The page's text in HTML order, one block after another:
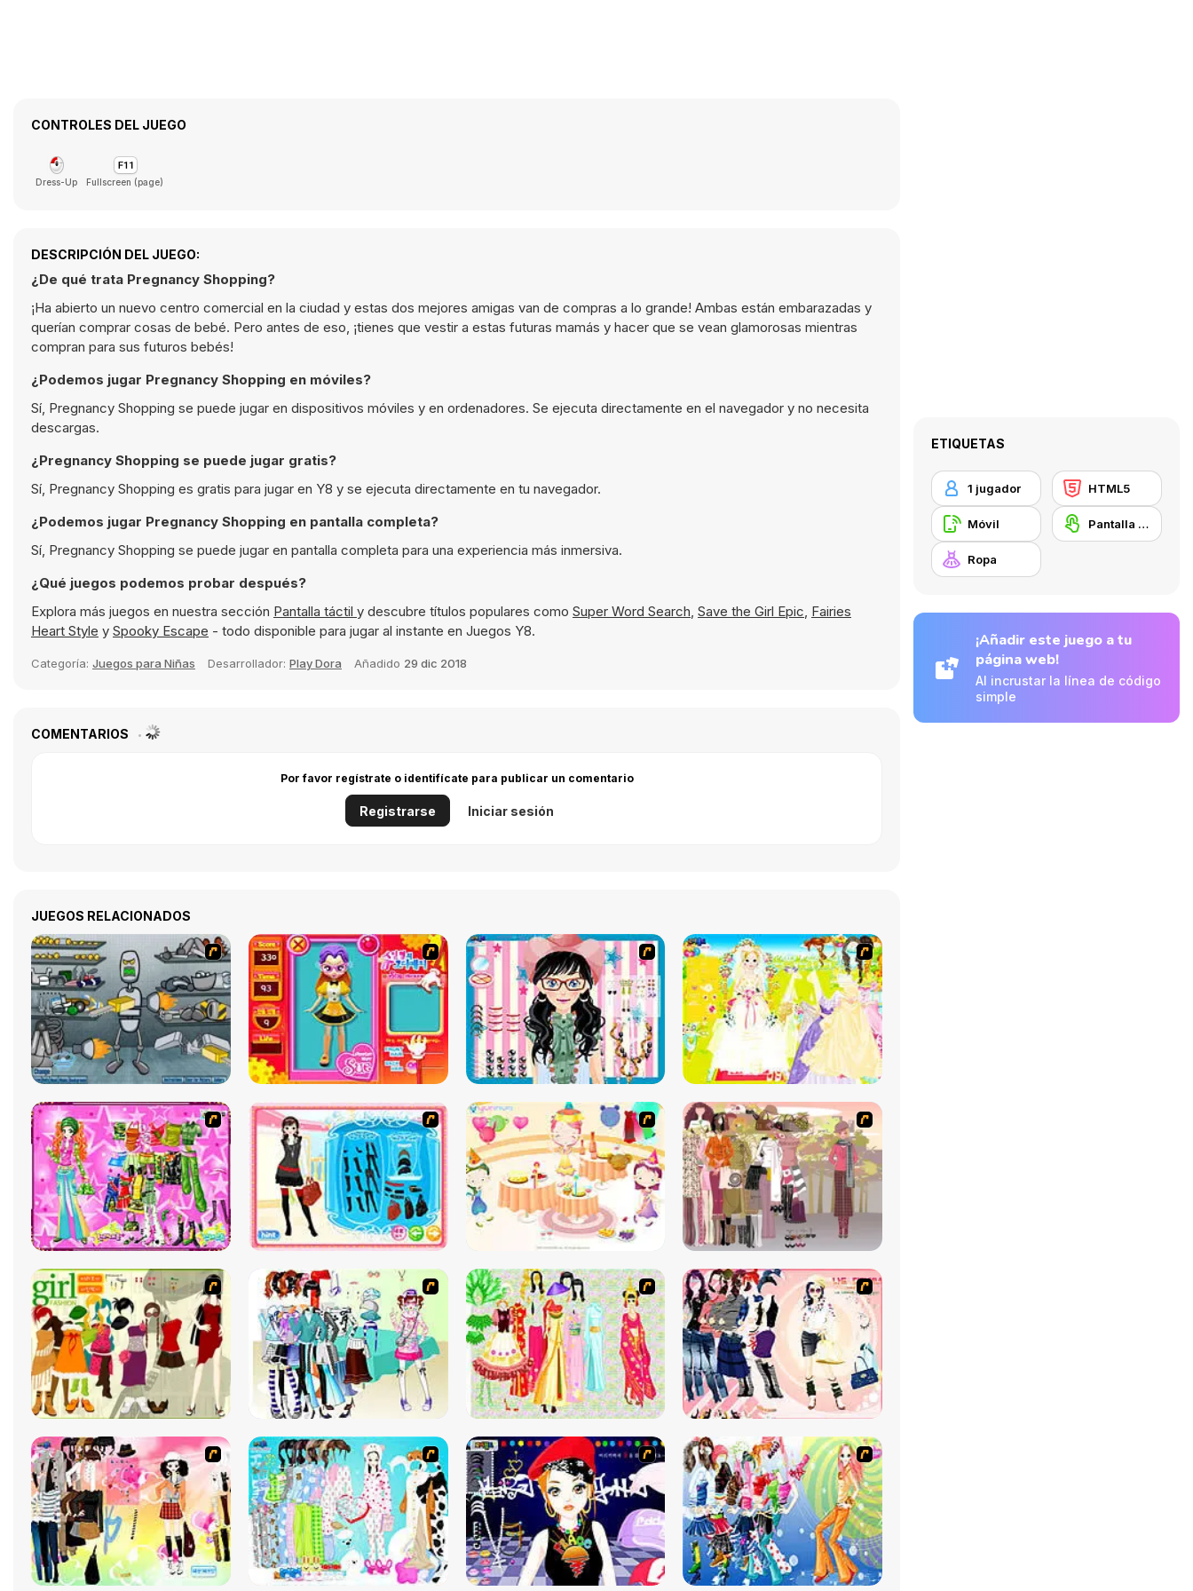
CONTROLES DEL JUEGO
Dress-Up Fullscreen (page)
DESCRIPCIÓN DEL JUEGO:
¿De qué trata Pregnancy Shopping?
¡Ha abierto un nuevo centro comercial en la ciudad y estas dos mejores amigas van de compras a lo grande! Ambas están embarazadas y
querían comprar cosas de bebé. Pero antes de eso, ¡tienes que vestir a estas futuras mamás y hacer que se vean glamorosas mientras
compran para sus futuros bebés!
¿Podemos jugar Pregnancy Shopping en móviles?
Sí, Pregnancy Shopping se puede jugar en dispositivos móviles y en ordenadores. Se ejecuta directamente en el navegador y no necesita
descargas.
¿Pregnancy Shopping se puede jugar gratis?
Sí, Pregnancy Shopping es gratis para jugar en Y8 y se ejecuta directamente en tu navegador.
¿Podemos jugar Pregnancy Shopping en pantalla completa?
Sí, Pregnancy Shopping se puede jugar en pantalla completa para una experiencia más inmersiva.
¿Qué juegos podemos probar después?
Explora más juegos en nuestra sección Pantalla táctil y descubre títulos populares como Super Word Search, Save the Girl Epic, Fairies
Heart Style y Spooky Escape - todo disponible para jugar al instante en Juegos Y8.
Categoría: Juegos para Niñas Desarrollador: Play Dora Añadido 29 dic 2018
COMENTARIOS
Por favor regístrate o identifícate para publicar un comentario
Registrarse Iniciar sesión
JUEGOS RELACIONADOS
ETIQUETAS
1 jugador HTML5
Móvil Pantalla táctil
Ropa
¡Añadir este juego a tu
página web!
Al incrustar la línea de código
simple